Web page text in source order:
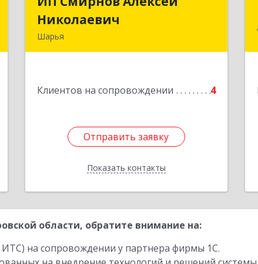
Николаевич
Шарья
Клиентов на сопровождении 4
Отправить заявку
Показать контакты
Отправить заявку
Назад
области, обратите внимание на:
на сопровождении у партнера фирмы 1С.